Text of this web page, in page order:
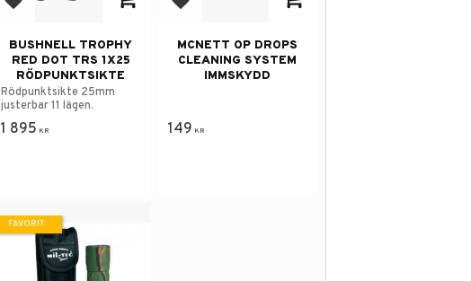
Lägg till i favoriter
BUSHNELL TROPHY
RED DOT TRS 1X25
RÖDPUNKTSIKTE
Rödpunktsikte 25mm
justerbar 11 lägen.
1 895 KR
Lägg till i favoriter
MCNETT OP DROPS
CLEANING SYSTEM
IMMSKYDD
149 KR
FAVORIT